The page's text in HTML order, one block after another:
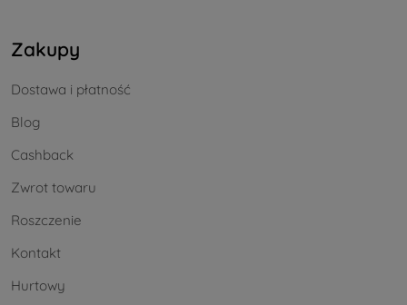
Zakupy
Dostawa i płatność
Blog
Cashback
Zwrot towaru
Roszczenie
Kontakt
Hurtowy